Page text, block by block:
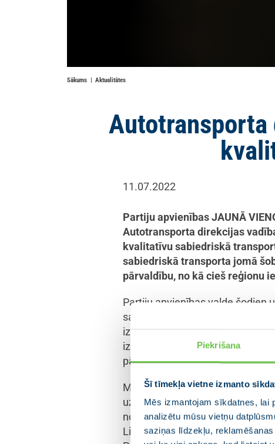
Piekrišana
Šī tīmekļa vietne izmanto
Mēs izmantojam sīkdatnes, lai
analizētu mūsu vietņu
saziņas līdzekļu,
Sākums Aktualitātes
11.07.2022
Partiju apvienības JAUNĀ
Autotransporta direkcijas
kvalitatīvu sabiedriskā
sabiedriskā transporta jomā
pārvaldību, no kā cieš reģionu
Partiju apvienības valde šodien
samilzušas kopš
izsludinot vienoto ilgtermiņa
izsludināts iepirkums, septiņās
pārvadāšanu.
Medijos plašu rezonansi
uzņēmums “Liepājas Autobusu
novados, kā arī uzņēmuma
Limbažu un Siguldas lotēs.